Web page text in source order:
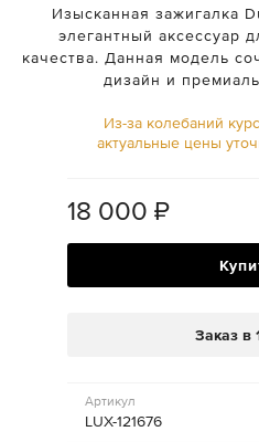
Изысканная зажигалка
элегантный аксессуар
качества. Данная модель
дизайн и
Из-за колебаний
актуальные цены
18 000 ₽
Заказ в
Артикул
LUX-121676